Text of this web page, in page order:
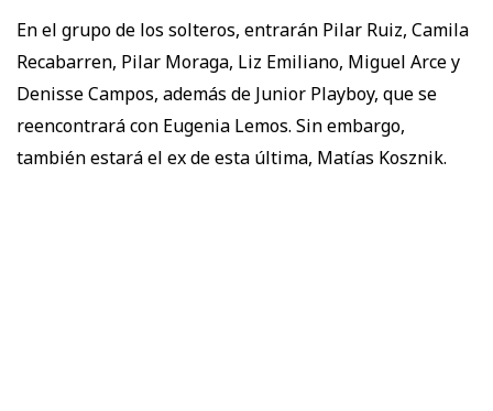
En el grupo de los solteros, entrarán Pilar Ruiz, Camila
Recabarren, Pilar Moraga, Liz Emiliano, Miguel Arce y
Denisse Campos, además de Junior Playboy, que se
reencontrará con Eugenia Lemos. Sin embargo,
también estará el ex de esta última, Matías Kosznik.